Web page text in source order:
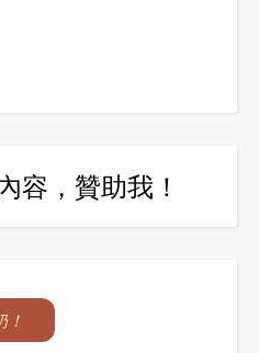
容，贊助我！
！